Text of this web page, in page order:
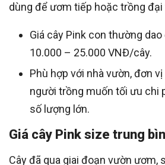
dùng để ươm tiếp hoặc trồng đại
Giá cây Pink con thường
10.000 – 25.000 VNĐ/cây.
Phù hợp với nhà vườn, đơn
người trồng muốn tối ưu chi
số lượng lớn.
Giá cây Pink size trung
Cây đã qua giai đoạn vườn ươm,